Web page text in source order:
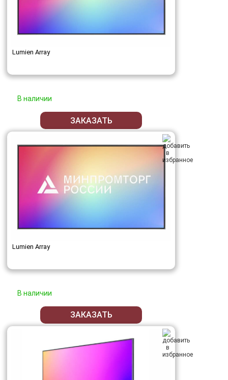
Lumien Array
В наличии
ЗАКАЗАТЬ
Lumien Array
В наличии
ЗАКАЗАТЬ